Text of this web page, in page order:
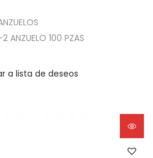
ANZUELO 100 PZAS
a lista de deseos